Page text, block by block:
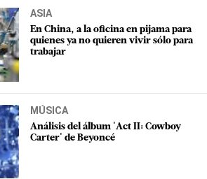
ASIA
En China, a la oficina en pijama para
quienes ya no quieren vivir sólo para
trabajar
MÚSICA
Análisis del álbum 'Act II: Cowboy
Carter' de Beyoncé